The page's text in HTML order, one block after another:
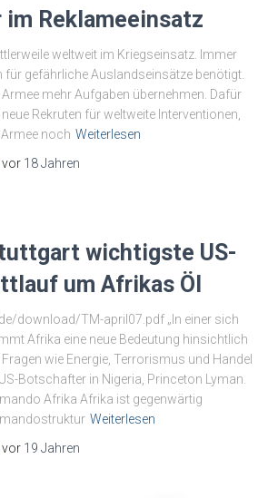
im Reklameeinsatz
weltweit im Kriegseinsatz. Immer
für gefährliche Auslandseinsätze benötigt.
mehr Aufgaben übernehmen. Dafür
Rekruten für weltweite Interventionen,
noch Weiterlesen
, vor 18 Jahren
wichtigste US-
um Afrikas Öl
download/TM-april07.pdf „In einer sich
Afrika eine neue Bedeutung hinsichtlich
wie Energie, Terrorismus und Handel
Botschafter in Nigeria, Princeton Lyman.
Afrika Afrika ist gegenwärtig
Weiterlesen
, vor 19 Jahren